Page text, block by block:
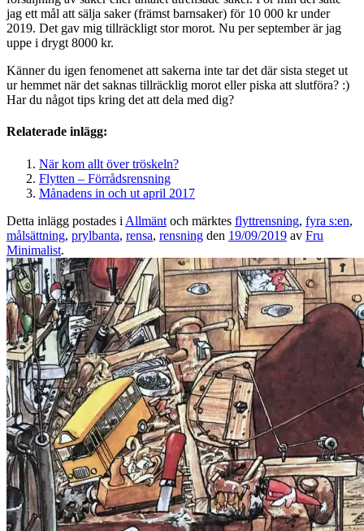
jag ett mål att sälja saker (främst barnsaker) för 10 000 kr under
2019. Det gav mig tillräckligt stor morot. Nu per september är jag
uppe i drygt 8000 kr.
Känner du igen fenomenet att sakerna inte tar det där sista steget ut
ur hemmet när det saknas tillräcklig morot eller piska att slutföra? :)
Har du något tips kring det att dela med dig?
Relaterade inlägg:
När kom allt över tröskeln?
Flytten – Förrådsrensning
Månadens in och ut april 2017
Detta inlägg postades i Allmänt och märktes flyttrensning, fyra s:en,
målsättning, prylbanta, rensa, rensning den 19/09/2019 av Fru
Minimalist.